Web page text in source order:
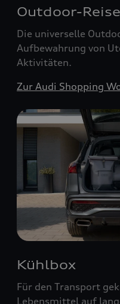
Outdoor-
Die universelle
Aufbewahrung von
Aktivitäten.
Zur Audi Shopping
Kühlbox
Für den Transport
Lebensmittel auf